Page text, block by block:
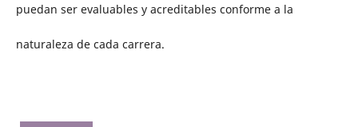
puedan ser evaluables y acreditables conforme a la
naturaleza de cada carrera.